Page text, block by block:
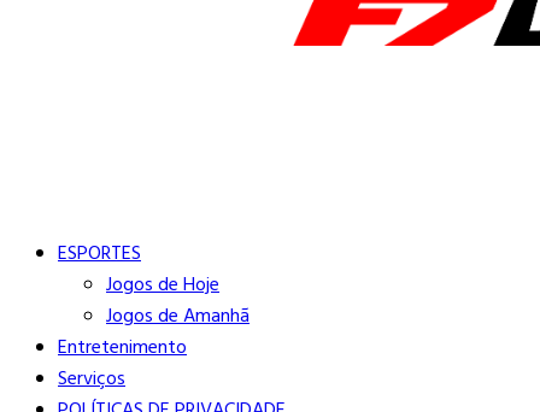
ESPORTES
Jogos de Hoje
Jogos de Amanhã
Entretenimento
Serviços